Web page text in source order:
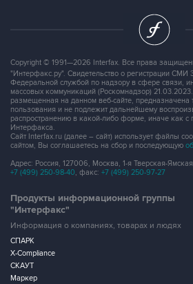
Copyright © 1991—2026 Interfax. Все права
"Интерфакс.ру". Свидетельство о регистрации
Федеральной службой по надзору в сфере связи,
массовых коммуникаций (Роскомнадзор)
размещенная на данном веб-сайте, предназначена
пользования и не подлежит дальнейшему
распространению в какой-либо форме, иначе как с
Интерфакса.
Сайт Interfax.ru (далее – сайт) использует файлы
сайтом, Вы соглашаетесь на сбор и последующую
Адрес: Россия, 127006, Москва, 1-я Тверская-Ямская
+7 (499) 250-98-40, факс: +7 (499) 250-97-27
Продукты информационной группы
"Интерфакс"
Информация о компаниях, товарах и людях
СПАРК
X-Compliance
СКАУТ
Маркер